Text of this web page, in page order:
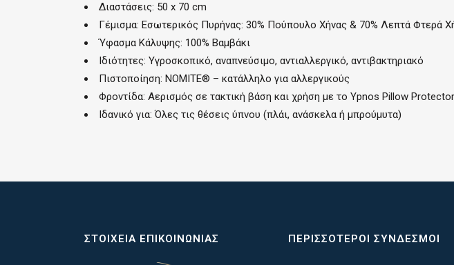
Διαστάσεις: 50 x 70 cm
Γέμισμα: Εσωτερικός Πυρήνας: 30% Πούπουλο Χήνας & 70% Λεπτά Φτερά
Ύφασμα Κάλυψης: 100% Βαμβάκι
Ιδιότητες: Υγροσκοπικό, αναπνεύσιμο, αντιαλλεργικό, αντιβακτηριακό
Πιστοποίηση: NOMITE® – κατάλληλο για αλλεργικούς
Φροντίδα: Αερισμός σε τακτική βάση και χρήση με το Ypnos Pillow
Ιδανικό για: Όλες τις θέσεις ύπνου (πλάι, ανάσκελα ή μπρούμυτα)
ΣΤΟΙΧΕΊΑ ΕΠΙΚΟΙΝΩΝΊΑΣ ΠΕΡΙΣΣΟΤΕΡΟΙ ΣΥΝΔΕΣΜΟΙ